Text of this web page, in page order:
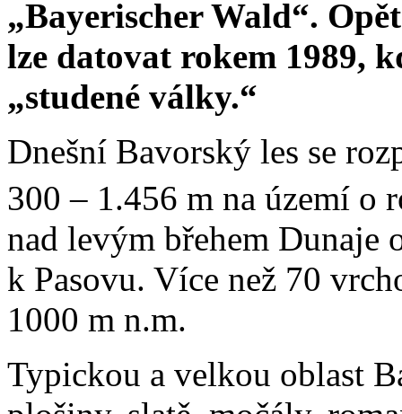
„Bayerischer Wald“.
lze datovat rokem 1989,
„studené války.“
Dnešní Bavorský les se
300 – 1.456 m na území o
nad levým břehem Dunaje
k Pasovu. Více než 70
1000 m n.m.
Typickou a velkou oblast